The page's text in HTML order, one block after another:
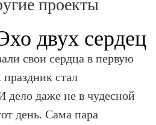
проекты
двух сердец
свои сердца в первую
стал
дело даже не в чудесной
день. Сама пара